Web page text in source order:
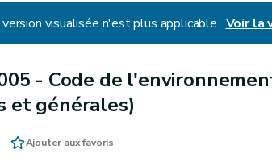
visualisée n'est plus applicable. Voir la
- Code de
et générales)
Ajouter aux favoris